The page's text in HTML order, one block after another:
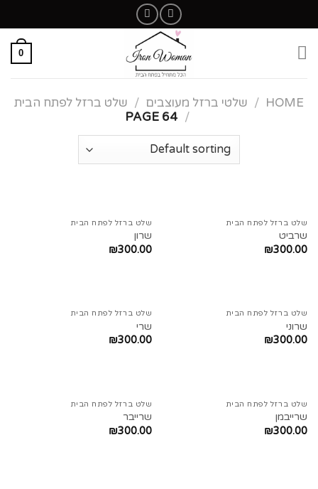
0
HOME
/ שלטי ברזל מעוצבים / שלט ברזל לפתח הבית
/
PAGE 64
שלט ברזל לפתח הבית
שרביט
₪300.00
שלט ברזל לפתח הבית
שרון
₪300.00
שלט ברזל לפתח הבית
שרוני
₪300.00
שלט ברזל לפתח הבית
שרי
₪300.00
שלט ברזל לפתח הבית
שרייבמן
₪300.00
שלט ברזל לפתח הבית
שרייבר
₪300.00